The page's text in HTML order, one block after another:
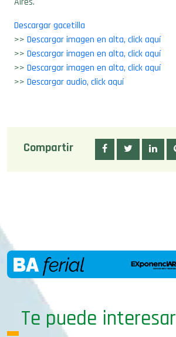
Descargar gacetilla
>> Descargar imagen en alta, click aquí
>> Descargar imagen en alta, click aquí
>> Descargar imagen en alta, click aquí
>> Descargar audio, click aquí
Compartir
Te puede interesar